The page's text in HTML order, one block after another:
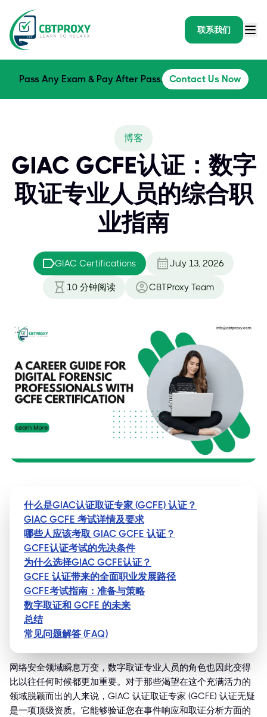
联系我们
Pass Any Exam & Pay After Pass. Contact Us Now
博客
GIAC GCFE认证：数字
取证专业人员的综合职
业指南
GIAC Certifications July 13, 2026
10 分钟阅读 CBTProxy Team
什么是GIAC认证取证专家 (GCFE) 认证？
GIAC GCFE 考试详情及要求
哪些人应该考取 GIAC GCFE 认证？
GCFE认证考试的先决条件
为什么选择GIAC GCFE认证？
GCFE 认证带来的全面职业发展路径
GCFE考试指南：准备与策略
数字取证和 GCFE 的未来
总结
常见问题解答 (FAQ)
网络安全领域瞬息万变，数字取证专业人员的角色也因此变得
比以往任何时候都更加重要。对于那些渴望在这个充满活力的
领域脱颖而出的人来说，GIAC 认证取证专家 (GCFE) 认证无疑
是一项顶级资质。它能够验证您在事件响应和取证分析方面的